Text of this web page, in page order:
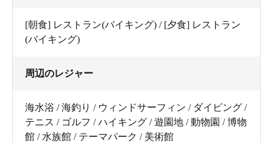
[朝食] レストラン(バイキング) / [夕食] レストラン
(バイキング)
周辺のレジャー
海水浴 / 海釣り / ウィンドサーフィン / ダイビング /
テニス / ゴルフ / ハイキング / 遊園地 / 動物園 / 博物
館 / 水族館 / テーマパーク / 美術館